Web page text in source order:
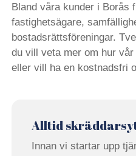
Bland våra kunder i Borås
fastighetsägare,
bostadsrättsföreningar.
du vill veta mer om hur
eller vill ha en kostnadsfri
Alltid
Innan vi startar upp